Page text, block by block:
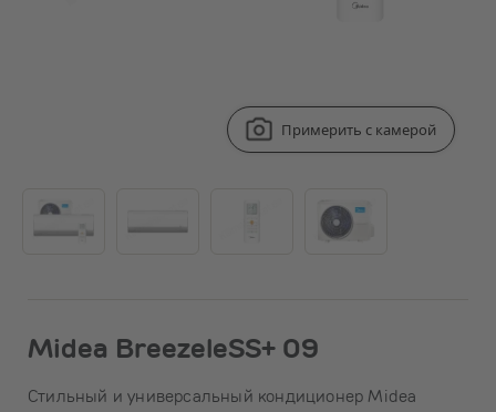
Примерить с камерой
Midea BreezeleSS+ 09
Стильный и универсальный кондиционер Midea